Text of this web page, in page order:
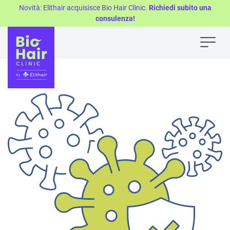
Novità: Elithair acquisisce Bio Hair Clinic. Richiedi subito una
consulenza!